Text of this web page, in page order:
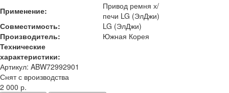
Применение:
Привод ремня х/
печи LG (ЭлДжи)
Совместимость:
LG (ЭлДжи)
Производитель:
Южная Корея
Технические
характеристики:
Артикул: ABW72992901
Снят с вроизводства
2 000 р.